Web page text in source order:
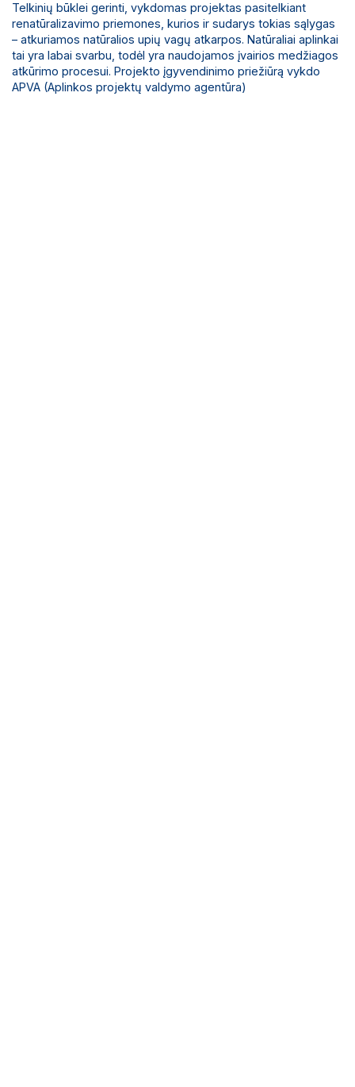
Telkinių būklei gerinti, vykdomas projektas pasitelkiant
renatūralizavimo priemones, kurios ir sudarys tokias sąlygas
– atkuriamos natūralios upių vagų atkarpos. Natūraliai aplinkai
tai yra labai svarbu, todėl yra naudojamos įvairios medžiagos
atkūrimo procesui. Projekto įgyvendinimo priežiūrą vykdo
APVA (Aplinkos projektų valdymo agentūra)